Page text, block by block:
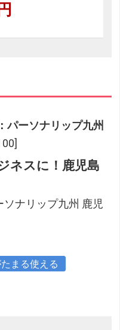
パーソナリップ九州
ネスに！鹿児島
ソナリップ九州 鹿児
まる使える